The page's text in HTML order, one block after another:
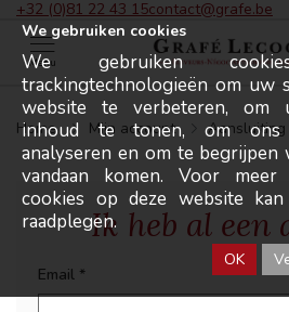
+32 (0)81 22 43 15contact@grafe.be
Menu
Home Mijn account Aansluiting
Ik heb al een
Email
We gebruiken cookies
We gebruiken
trackingtechnologieën om uw
website te verbeteren, om
inhoud te tonen, om ons
analyseren en om te begrijpen
vandaan komen. Voor
cookies op deze website
raadplegen.
OK